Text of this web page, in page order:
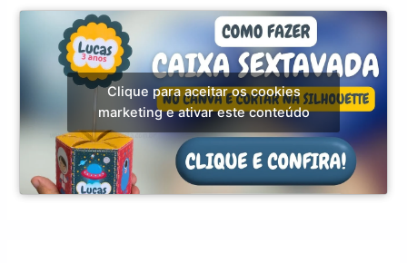
Clique para aceitar os cookies
marketing e ativar este conteúdo